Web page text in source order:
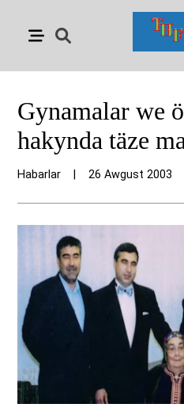
Gynamalar we
hakynda täze
Habarlar 26 Awgust 2003